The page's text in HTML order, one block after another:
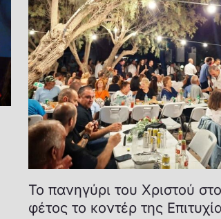
Το πανηγύρι του Χριστού
φέτος το κοντέρ της